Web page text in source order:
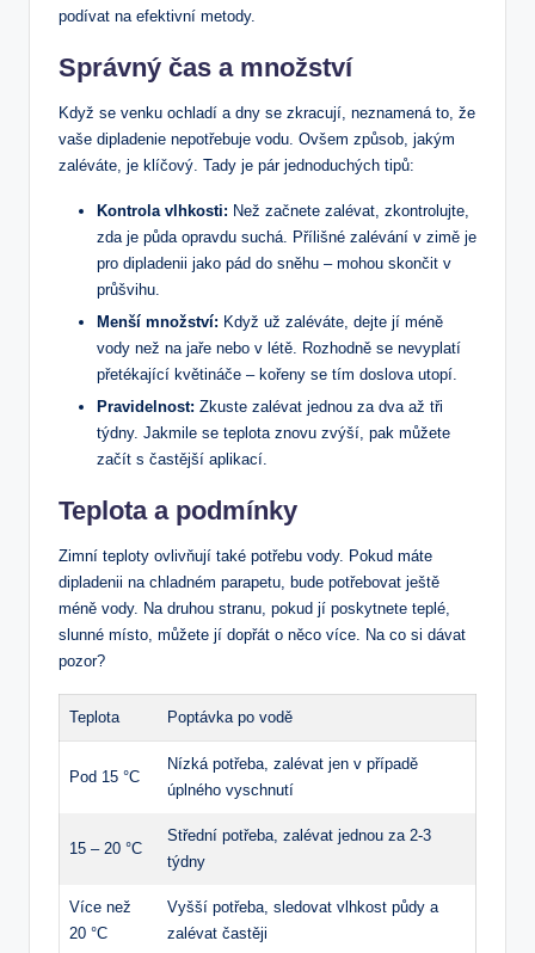
podívat na efektivní metody.
Správný čas⁣ a množství
Když se venku ochladí a‍ dny ‍se zkracují, ⁣neznamená⁣ to, že
vaše dipladenie‌ nepotřebuje vodu. Ovšem způsob, ⁣jakým
zaléváte, je klíčový. Tady je pár jednoduchých tipů:
Kontrola vlhkosti: Než‍ začnete zalévat,‌ zkontrolujte,
⁤zda je ‍půda opravdu suchá. ​Přílišné zalévání ​v zimě je
pro dipladenii jako pád do sněhu⁢ – mohou ​skončit v
průšvihu.
Menší množství: Když už zaléváte, dejte jí méně
vody než ⁤na jaře nebo v​ létě. Rozhodně se nevyplatí
přetékající květináče – kořeny se tím doslova utopí.
Pravidelnost: Zkuste zalévat jednou za ⁢dva až tři
týdny. Jakmile se teplota znovu ‌zvýší, pak můžete
začít s častější⁢ aplikací.
Teplota a podmínky
Zimní teploty ovlivňují také‌ potřebu vody. Pokud máte
dipladenii na chladném parapetu, bude potřebovat ještě
méně vody. Na druhou stranu, pokud jí poskytnete teplé,
slunné ‌místo, můžete jí⁢ dopřát o něco více. Na co si dávat
pozor?
Teplota Poptávka po vodě
Pod 15 °C
Nízká potřeba, ‍zalévat jen ⁣v případě
úplného vyschnutí
15 – 20 °C
Střední potřeba, zalévat jednou⁤ za 2-3
týdny
Více než
20 °C
Vyšší ⁤potřeba, sledovat ‌vlhkost půdy a​
zalévat častěji